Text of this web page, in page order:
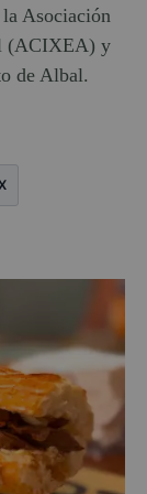
Asociación
(ACIXEA) y
de Albal.